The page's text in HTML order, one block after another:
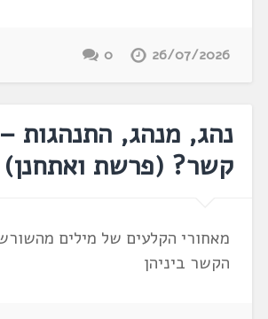
26/07/2026
0
נהג, מנהג, התנהגות
קשר? (פרשת ואתחנן)
מאחורי הקלעים של מילים
הקשר ביניהן